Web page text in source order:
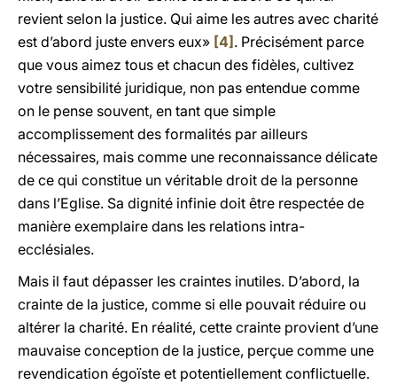
revient selon la justice. Qui aime les autres avec charité
est d’abord juste envers eux» [4] . Précisément parce
que vous aimez tous et chacun des fidèles, cultivez
votre sensibilité juridique, non pas entendue comme
on le pense souvent, en tant que simple
accomplissement des formalités par ailleurs
nécessaires, mais comme une reconnaissance délicate
de ce qui constitue un véritable droit de la personne
dans l’Eglise. Sa dignité infinie doit être respectée de
manière exemplaire dans les relations intra-
ecclésiales.
Mais il faut dépasser les craintes inutiles. D’abord, la
crainte de la justice, comme si elle pouvait réduire ou
altérer la charité. En réalité, cette crainte provient d’une
mauvaise conception de la justice, perçue comme une
revendication égoïste et potentiellement conflictuelle.